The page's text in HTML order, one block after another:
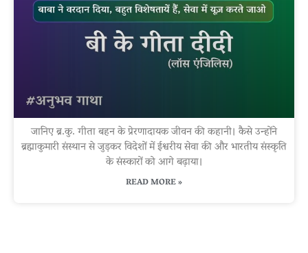
जानिए ब्र.कु. गीता बहन के प्रेरणादायक जीवन की कहानी। कैसे उन्होंने
ब्रह्माकुमारी संस्थान से जुड़कर विदेशों में ईश्वरीय सेवा की और भारतीय संस्कृति
के संस्कारों को आगे बढ़ाया।
READ MORE »